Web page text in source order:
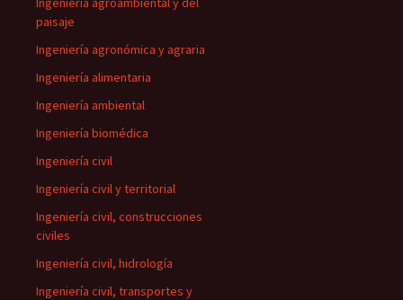
paisaje
Ingeniería agronómica y agraria
Ingeniería alimentaria
Ingeniería ambiental
Ingeniería biomédica
Ingeniería civil
Ingeniería civil y territorial
Ingeniería civil, construcciones
civiles
Ingeniería civil, hidrología
Ingeniería civil, transportes y